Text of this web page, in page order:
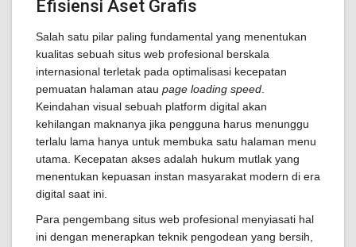
Efisiensi Aset Grafis
Salah satu pilar paling fundamental yang menentukan
kualitas sebuah situs web profesional berskala
internasional terletak pada optimalisasi kecepatan
pemuatan halaman atau page loading speed
Keindahan visual sebuah platform digital akan
kehilangan maknanya jika pengguna harus menunggu
terlalu lama hanya untuk membuka satu halaman menu
utama. Kecepatan akses adalah hukum mutlak yang
menentukan kepuasan instan masyarakat modern di era
digital saat ini.
Para pengembang situs web profesional menyiasati hal
ini dengan menerapkan teknik pengodean yang bersih,